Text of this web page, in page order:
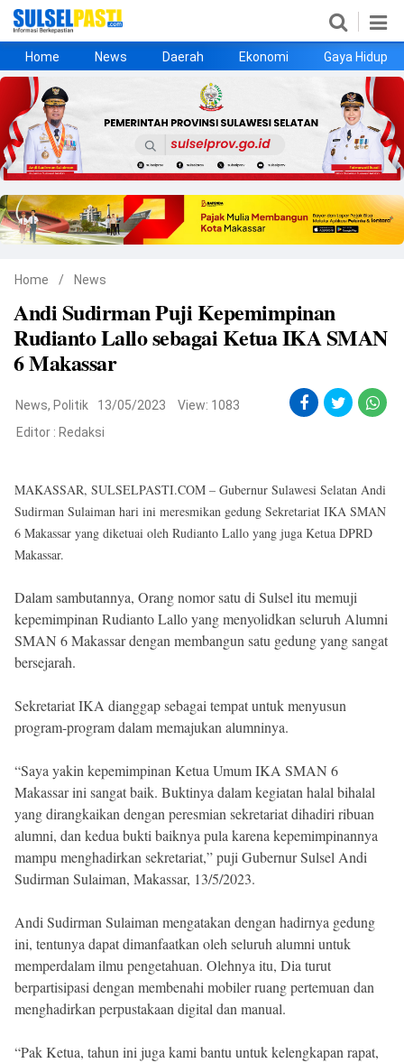
Home
News
Daerah
Ekonomi
Gaya Hidup
Kesehatan
Metro
Nasional
Hukrim
Olahraga
Politik
UMKM
Opini
©
Copyright
2026
Sulselpasti.com
.
Reserved
Home News Daerah Ekonomi Gaya Hidup
Home / News
Andi Sudirman Puji Kepemimpinan
Rudianto Lallo sebagai Ketua IKA SMAN
6 Makassar
News, Politik 13/05/2023
View: 1083
Editor : Redaksi
MAKASSAR, SULSELPASTI.COM – Gubernur Sulawesi Selatan Andi
Sudirman Sulaiman hari ini meresmikan gedung Sekretariat IKA SMAN
6 Makassar yang diketuai oleh Rudianto Lallo yang juga Ketua DPRD
Makassar.
Dalam sambutannya, Orang nomor satu di Sulsel itu memuji
kepemimpinan Rudianto Lallo yang menyolidkan seluruh Alumni
SMAN 6 Makassar dengan membangun satu gedung yang sangat
bersejarah.
Sekretariat IKA dianggap sebagai tempat untuk menyusun
program-program dalam memajukan alumninya.
“Saya yakin kepemimpinan Ketua Umum IKA SMAN 6
Makassar ini sangat baik. Buktinya dalam kegiatan halal bihalal
yang dirangkaikan dengan peresmian sekretariat dihadiri ribuan
alumni, dan kedua bukti baiknya pula karena kepemimpinannya
mampu menghadirkan sekretariat,” puji Gubernur Sulsel Andi
Sudirman Sulaiman, Makassar, 13/5/2023.
Andi Sudirman Sulaiman mengatakan dengan hadirnya gedung
ini, tentunya dapat dimanfaatkan oleh seluruh alumni untuk
memperdalam ilmu pengetahuan. Olehnya itu, Dia turut
berpartisipasi dengan membenahi mobiler ruang pertemuan dan
menghadirkan perpustakaan digital dan manual.
“Pak Ketua, tahun ini juga kami bantu untuk kelengkapan rapat,